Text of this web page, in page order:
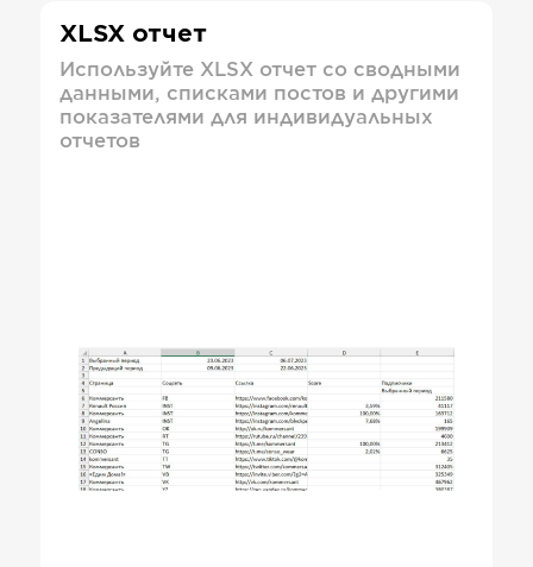
XLSX отчет
Используйте XLSX отчет со сводными
данными, списками постов и другими
показателями для индивидуальных
отчетов